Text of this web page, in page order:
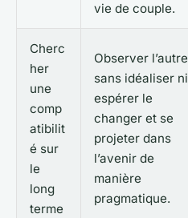
vie de couple.
Cherc
her
une
comp
atibilit
é sur
le
long
terme
Observer l’autre
sans idéaliser ni
espérer le
changer et se
projeter dans
l’avenir de
manière
pragmatique.